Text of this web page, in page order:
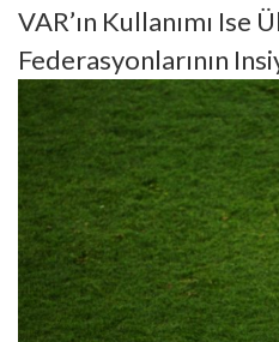
VAR’ın Kullanımı Ise
Federasyonlarının